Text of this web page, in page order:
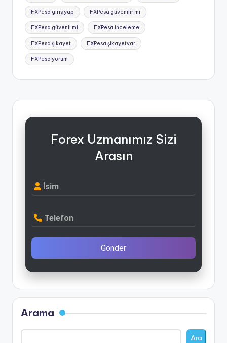
FXPesa giriş yap FXPesa güvenilir mi
FXPesa güvenli mi FXPesa inceleme
FXPesa şikayet FXPesa şikayetvar
FXPesa yorum
Forex Uzmanımız Sizi
Arasın
İsim
Telefon
Gönder
Arama
Ara